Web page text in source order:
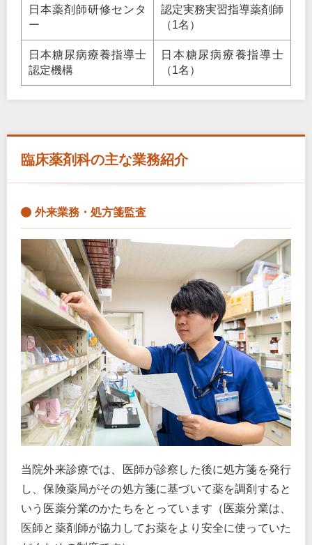
日本薬剤師研修センタ
ー
認定実務実習指導薬剤師
（1名）
日本糖尿病療養指導士
認定機構
日本糖尿病療養指導士
（1名）
臨床薬剤科の主な業務紹介
外来業務・処方箋監査
当院外来診療では、医師が診察した後に処方箋を発行
し、保険薬局がその処方箋に基づいて薬を調剤すると
いう医薬分業のかたちをとっています（医薬分業は、
医師と薬剤師が協力してお薬をより安全に使っていた